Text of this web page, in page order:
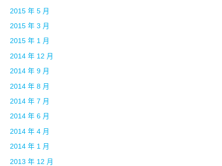
2015 年 5 月
2015 年 3 月
2015 年 1 月
2014 年 12 月
2014 年 9 月
2014 年 8 月
2014 年 7 月
2014 年 6 月
2014 年 4 月
2014 年 1 月
2013 年 12 月